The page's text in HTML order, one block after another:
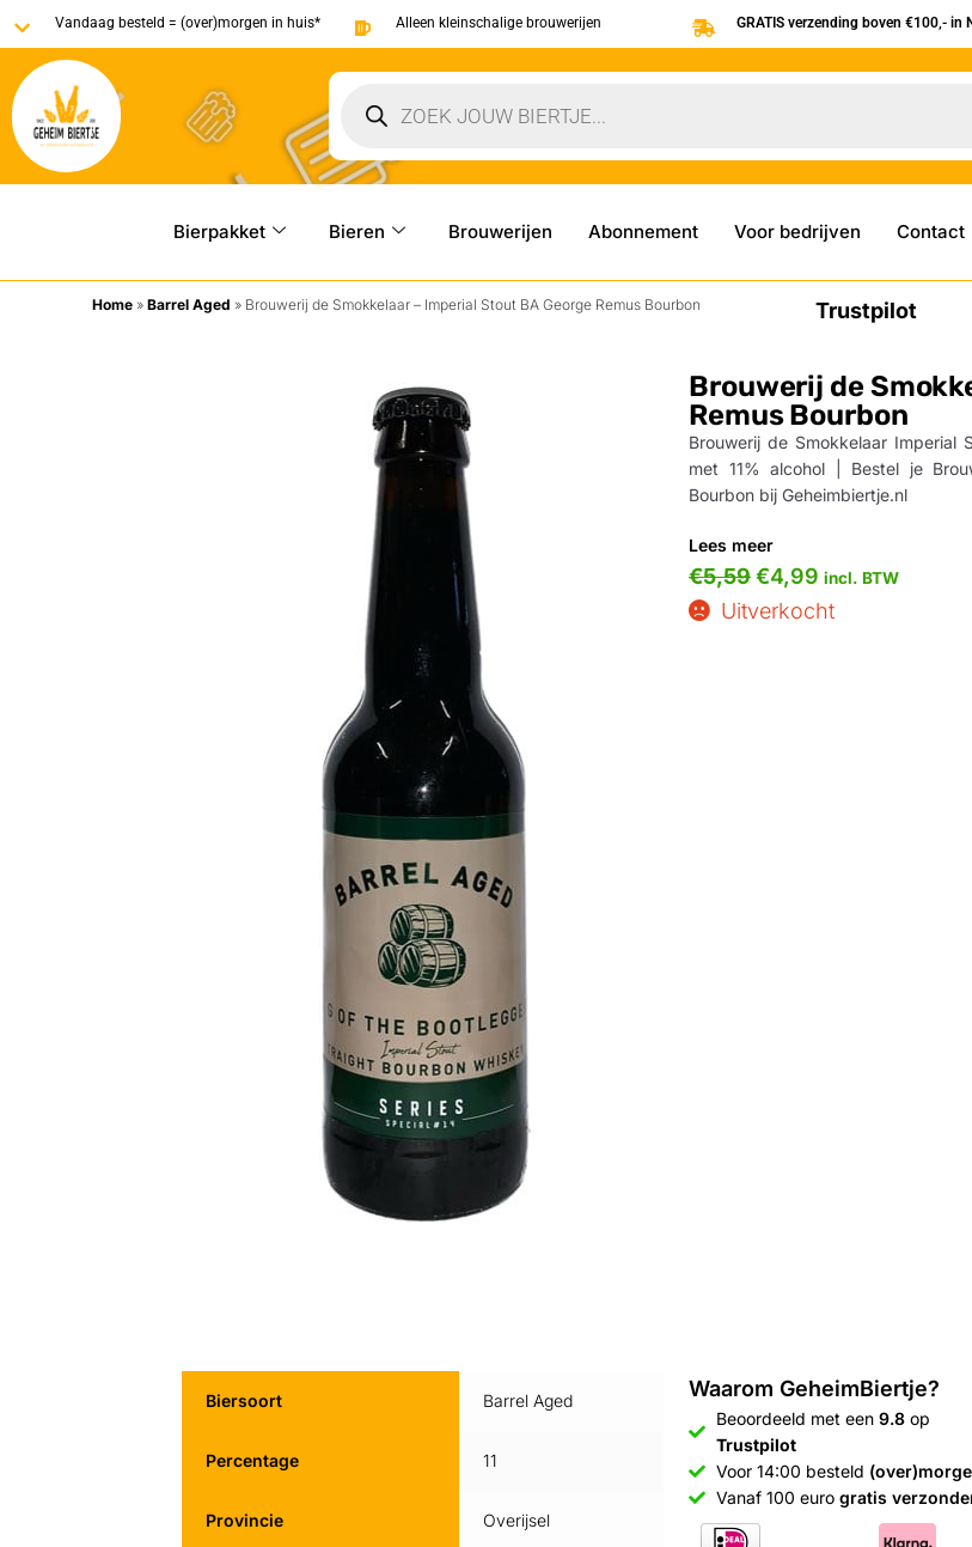
Vandaag besteld = (over)morgen in huis* Alleen kleinschalige brouwerijen GRATIS verzending boven €100,- in
Bierpakket Bieren Brouwerijen Abonnement Voor bedrijven Contact
Home »Barrel Aged » Brouwerij de Smokkelaar – Imperial Stout BA George Remus Bourbon Trustpilot
Brouwerij de
Remus Bourbon
Brouwerij de Smokkelaar Imperial
met 11% alcohol | Bestel je
Bourbon bij Geheimbiertje.nl
Lees meer
€5,59€4,99 incl. BTW
Uitverkocht
Biersoort Barrel Aged
Percentage 11
Provincie Overijsel
Waarom GeheimBiertje?
Beoordeeld met een 9.8op
Trustpilot
Voor 14:00 besteld
Vanaf 100 euro gratis